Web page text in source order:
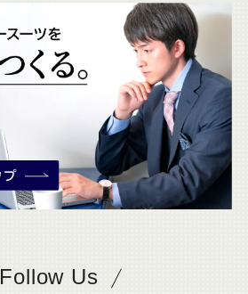
Follow UsSADAをフォロー